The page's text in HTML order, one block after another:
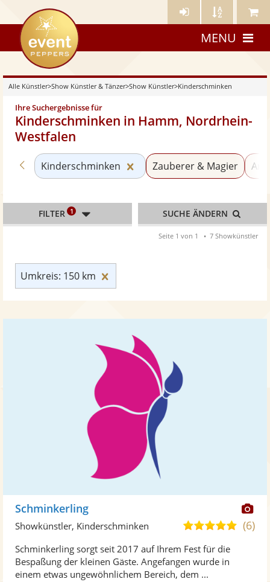
Künstler- Künstler Meine
eventpeppers
MENU
Alle Künstler>Show Künstler & Tänzer>Show Künstler>Kinderschminken
Ihre Suchergebnisse für
Kinderschminken in Hamm, Nordrhein-
Westfalen
Zurück zu «Show Künstler»
Kinderschminken Kategorie
Zauberer & Magier
Umkreis: 150 km
FILTER 1 SUCHE ÄNDERN
Seite 1 von 1 7 Showkünstler
Schminkerling
4,9(6)
Showkünstler, Kinderschminken
Schminkerling sorgt seit 2017 auf Ihrem Fest für die
Bespaßung der kleinen Gäste. Angefangen wurde in
einem etwas ungewöhnlichem Bereich, dem ...